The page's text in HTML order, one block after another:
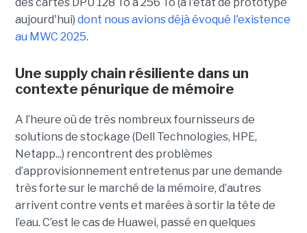
aujourd'hui) dont nous avions déjà évoqué l'existence
au MWC 2025.
Une supply chain résiliente dans un
contexte pénurique de mémoire
A l’heure où de très nombreux fournisseurs de
solutions de stockage (Dell Technologies, HPE,
Netapp...) rencontrent des problèmes
d’approvisionnement entretenus par une demande
très forte sur le marché de la mémoire, d’autres
arrivent contre vents et marées à sortir la tête de
l’eau. C’est le cas de Huawei, passé en quelques